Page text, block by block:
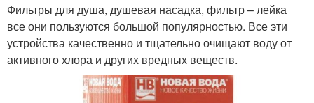
Фильтры для душа, душевая насадка, фильтр – лейка
все они пользуются большой популярностью. Все эти
устройства качественно и тщательно очищают воду от
активного хлора и других вредных веществ.